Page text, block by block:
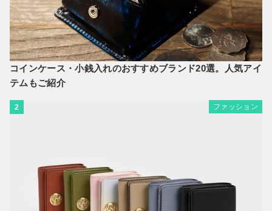
コインケース・小銭入れのおすすめブランド20選。人気アイ
テムもご紹介
2 ファッション